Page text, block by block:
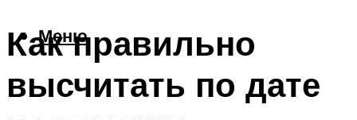
Меню
Как правильно
высчитать по дате